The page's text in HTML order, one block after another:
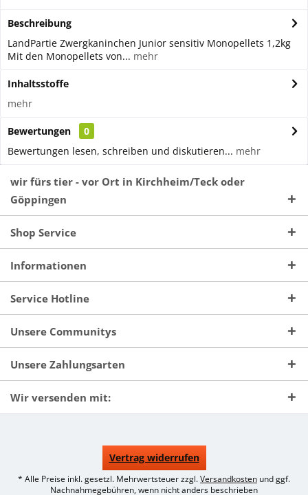
Beschreibung
LandPartie Zwergkaninchen Junior sensitiv Monopellets 1,2kg
Mit den Monopellets von... mehr
Inhaltsstoffe
mehr
Bewertungen
0
Bewertungen lesen, schreiben und diskutieren... mehr
wir fürs tier - vor Ort in Kirchheim/Teck oder
Göppingen
Shop Service
Informationen
Service Hotline
Unsere Communitys
Unsere Zahlungsarten
Wir versenden mit:
Vertrag widerrufen
* Alle Preise inkl. gesetzl. Mehrwertsteuer zzgl.Versandkosten und ggf.
Nachnahmegebühren, wenn nicht anders beschrieben